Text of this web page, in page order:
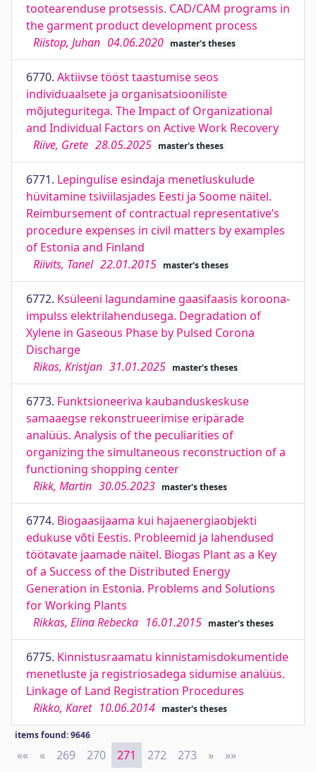
tootearenduse protsessis. CAD/CAM programs in
the garment product development process
Riistop, Juhan 04.06.2020 master's theses
6770. Aktiivse tööst taastumise seos
individuaalsete ja organisatsiooniliste
mõjuteguritega. The Impact of Organizational
and Individual Factors on Active Work Recovery
Riive, Grete 28.05.2025 master's theses
6771. Lepingulise esindaja menetluskulude
hüvitamine tsiviilasjades Eesti ja Soome näitel.
Reimbursement of contractual representative’s
procedure expenses in civil matters by examples
of Estonia and Finland
Riivits, Tanel 22.01.2015 master's theses
6772. Ksüleeni lagundamine gaasifaasis koroona-
impulss elektrilahendusega. Degradation of
Xylene in Gaseous Phase by Pulsed Corona
Discharge
Rikas, Kristjan 31.01.2025 master's theses
6773. Funktsioneeriva kaubanduskeskuse
samaaegse rekonstrueerimise eripärade
analüüs. Analysis of the peculiarities of
organizing the simultaneous reconstruction of a
functioning shopping center
Rikk, Martin 30.05.2023 master's theses
6774. Biogaasijaama kui hajaenergiaobjekti
edukuse võti Eestis. Probleemid ja lahendused
töötavate jaamade näitel. Biogas Plant as a Key
of a Success of the Distributed Energy
Generation in Estonia. Problems and Solutions
for Working Plants
Rikkas, Elina Rebecka 16.01.2015 master's theses
6775. Kinnistusraamatu kinnistamisdokumentide
menetluste ja registriosadega sidumise analüüs.
Linkage of Land Registration Procedures
Rikko, Karet 10.06.2014 master's theses
items found: 9646
«« First
« Previous
269 270 271 272 273 » Next
»»